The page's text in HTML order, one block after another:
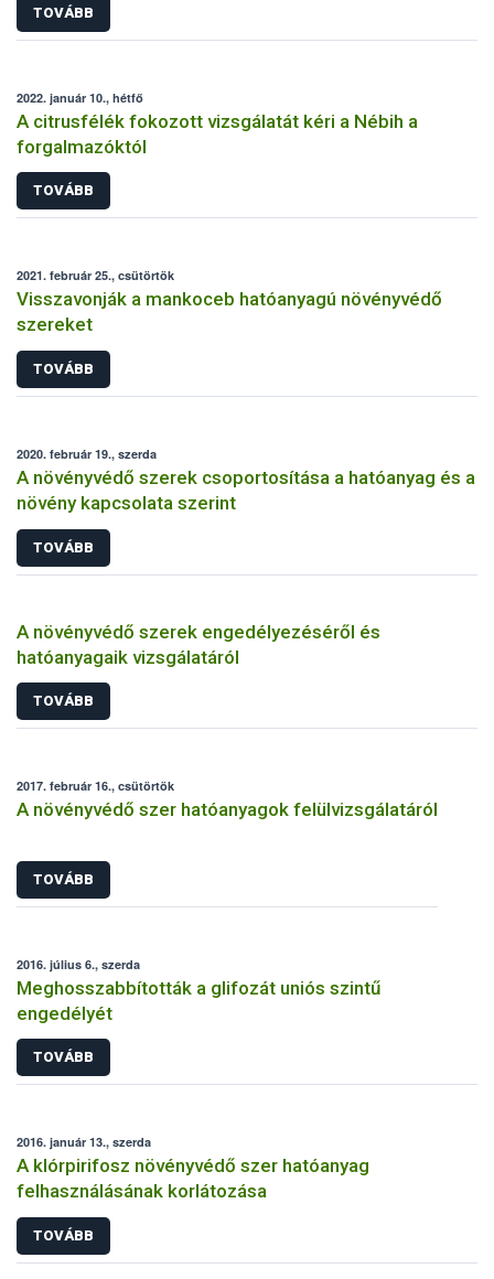
TOVÁBB
2022. január 10., hétfő
A citrusfélék fokozott vizsgálatát kéri a Nébih a
forgalmazóktól
TOVÁBB
2021. február 25., csütörtök
Visszavonják a mankoceb hatóanyagú növényvédő
szereket
TOVÁBB
2020. február 19., szerda
A növényvédő szerek csoportosítása a hatóanyag és a
növény kapcsolata szerint
TOVÁBB
A növényvédő szerek engedélyezéséről és
hatóanyagaik vizsgálatáról
TOVÁBB
2017. február 16., csütörtök
A növényvédő szer hatóanyagok felülvizsgálatáról
TOVÁBB
2016. július 6., szerda
Meghosszabbították a glifozát uniós szintű
engedélyét
TOVÁBB
2016. január 13., szerda
A klórpirifosz növényvédő szer hatóanyag
felhasználásának korlátozása
TOVÁBB